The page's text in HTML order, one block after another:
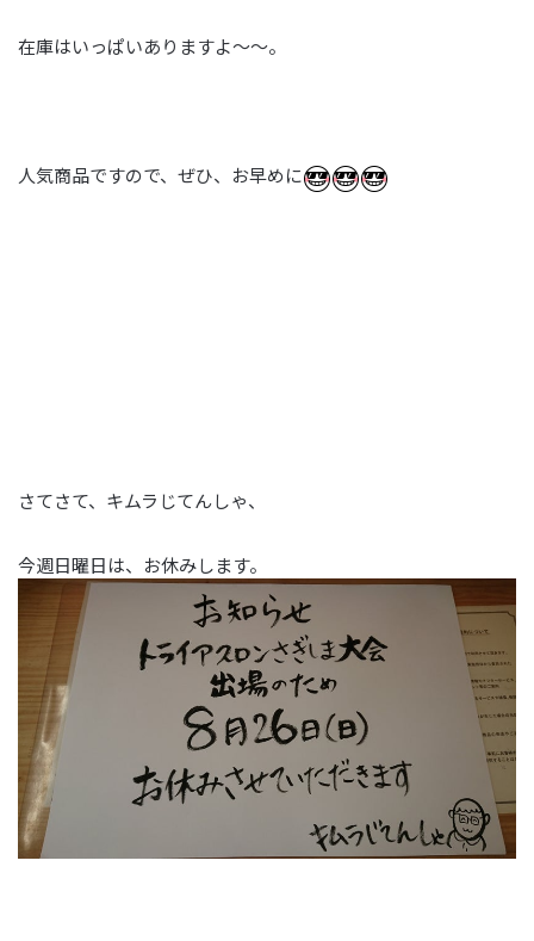
在庫はいっぱいありますよ～～。
人気商品ですので、ぜひ、お早めに
さてさて、キムラじてんしゃ、
今週日曜日は、お休みします。